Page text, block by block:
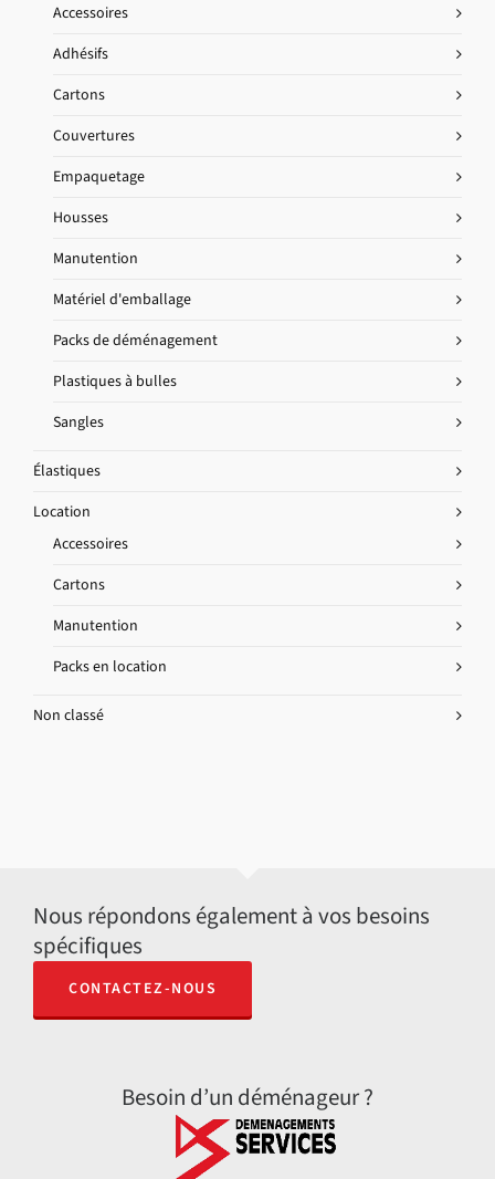
Accessoires
Adhésifs
Cartons
Couvertures
Empaquetage
Housses
Manutention
Matériel d'emballage
Packs de déménagement
Plastiques à bulles
Sangles
Élastiques
Location
Accessoires
Cartons
Manutention
Packs en location
Non classé
Nous répondons également à vos besoins
spécifiques
CONTACTEZ-NOUS
Besoin d’un déménageur ?